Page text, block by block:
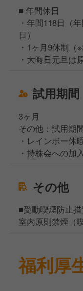
■ 年間休日
・年間118日（
日）
・1ヶ月9休制（
・大晦日元旦は
試用期間
3ヶ月
その他：試用期
・レインボー休
・持株会への加
その他
■受動喫煙防止
室内原則禁煙（
福利厚